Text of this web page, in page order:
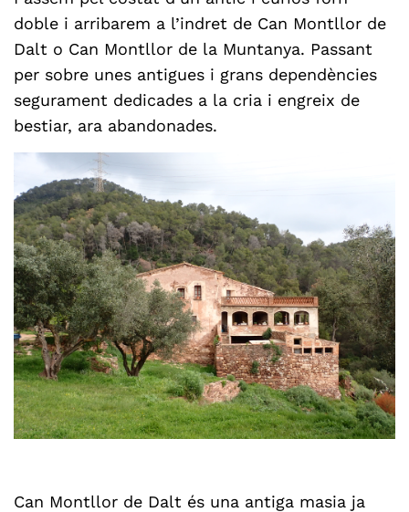
doble i arribarem a l’indret de Can Montllor de
Dalt o Can Montllor de la Muntanya. Passant
per sobre unes antigues i grans dependències
segurament dedicades a la cria i engreix de
bestiar, ara abandonades.
Can Montllor de Dalt és una antiga masia ja